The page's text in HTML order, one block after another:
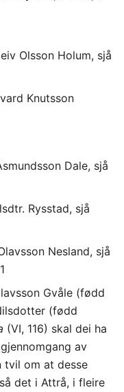
Olsson Holum, sjå
Knutsson
Dale, sjå
Rysstad, sjå
Nesland, sjå
Gvåle (fødd
(fødd
(VI, 116) skal dei ha
av
tvil om at desse
det i Attrå, i fleire